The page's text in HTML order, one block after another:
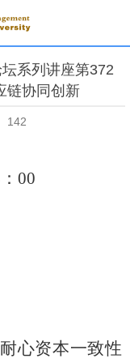
系列讲座第372
链协同创新
142
00
心资本一致性